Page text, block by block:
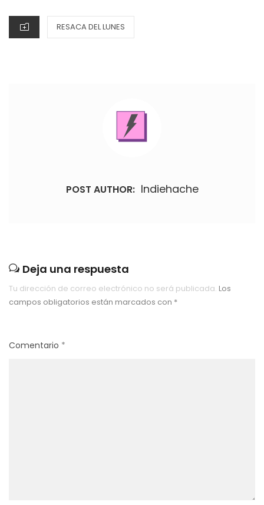
CATEGORIES
RESACA DEL LUNES
POST AUTHOR: Indiehache
Deja una respuesta
Tu dirección de correo electrónico no será publicada. Los
campos obligatorios están marcados con *
Comentario *